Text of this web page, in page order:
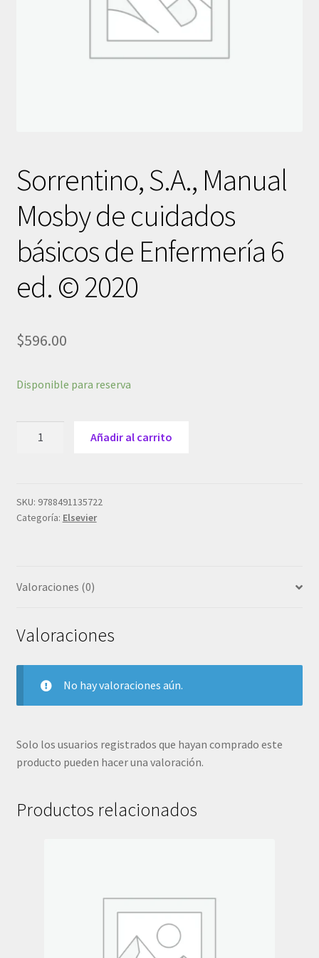
Sorrentino, S.A., Manual
Mosby de cuidados
básicos de Enfermería 6
ed. © 2020
$596.00
Disponible para reserva
de
cuidados
6
2020
Añadir al carrito
SKU: 9788491135722
Categoría: Elsevier
Valoraciones (0)
Valoraciones
No hay valoraciones aún.
Solo los usuarios registrados que hayan comprado este
producto pueden hacer una valoración.
Productos relacionados